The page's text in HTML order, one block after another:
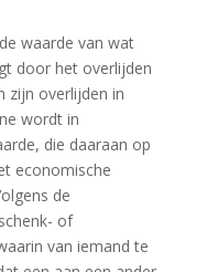
waarde van wat
door het overlijden
zijn overlijden in
wordt in
die daaraan op
economische
de
of
van iemand te